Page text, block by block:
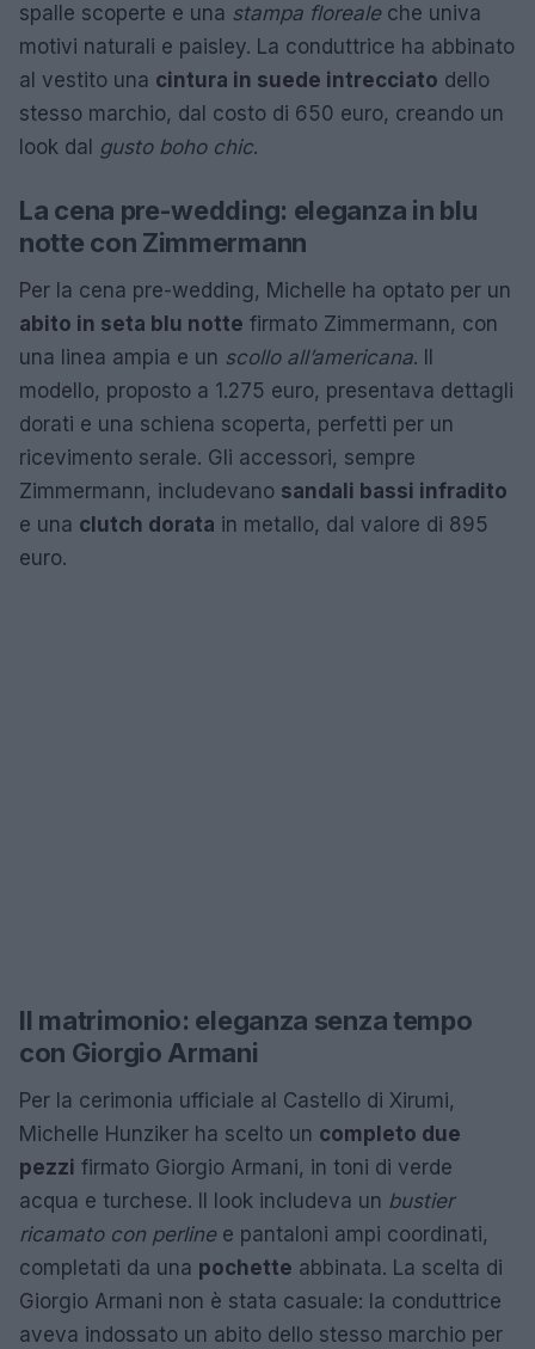
spalle scoperte e una stampa florealeche univa
motivi naturali e paisley. La conduttrice ha abbinato
al vestito una cintura in suede intrecciato dello
stesso marchio, dal costo di 650 euro, creando un
look dal gusto boho chic.
La cena pre-wedding: eleganza in blu
notte con Zimmermann
Per la cena pre-wedding, Michelle ha optato per un
abito in seta blu notte firmato Zimmermann, con
una linea ampia e un scollo all’americana. Il
modello, proposto a 1.275 euro, presentava dettagli
dorati e una schiena scoperta, perfetti per un
ricevimento serale. Gli accessori, sempre
Zimmermann, includevano sandali bassi infradito
e una clutch dorata in metallo, dal valore di 895
euro.
Il matrimonio: eleganza senza tempo
con Giorgio Armani
Per la cerimonia ufficiale al Castello di Xirumi,
Michelle Hunziker ha scelto un completo due
pezzi firmato Giorgio Armani, in toni di verde
acqua e turchese. Il look includeva un bustier
ricamato con perlinee pantaloni ampi coordinati,
completati da una pochette abbinata. La scelta di
Giorgio Armani non è stata casuale: la conduttrice
aveva indossato un abito dello stesso marchio per